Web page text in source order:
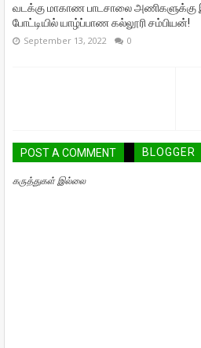
வடக்கு மாகாண பாடசாலை
போட்டியில் யாழ்ப்பாண கல்லூரி சம்பியன்!
September 13, 2022 0
POST A COMMENT BLOGGER
கருத்துகள் இல்லை